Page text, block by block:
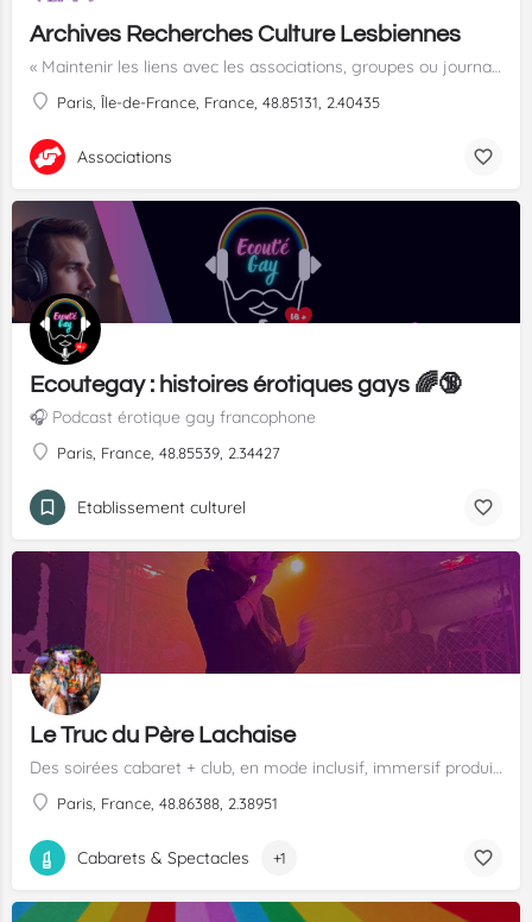
Archives Recherches Culture Lesbiennes
« Maintenir les liens avec les associations, groupes ou journaux au niveau international est un travail…
Paris, Île-de-France, France, 48.85131, 2.40435
Associations
Ecoutegay : histoires érotiques gays 🌈🔞
🎧 Podcast érotique gay francophone
Paris, France, 48.85539, 2.34427
Etablissement culturel
Le Truc du Père Lachaise
Des soirées cabaret + club, en mode inclusif, immersif produits par l'association Les Truculents
Paris, France, 48.86388, 2.38951
Cabarets & Spectacles +1